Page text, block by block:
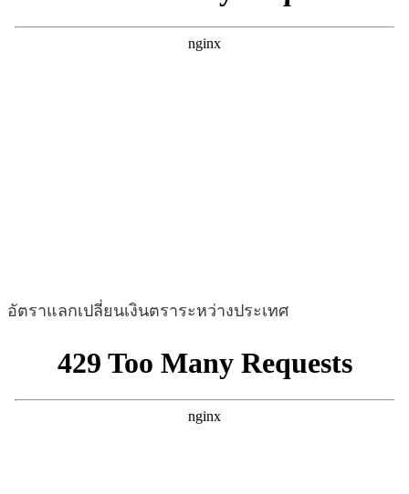
อัตราแลกเปลี่ยนเงินตราระหว่างประเทศ